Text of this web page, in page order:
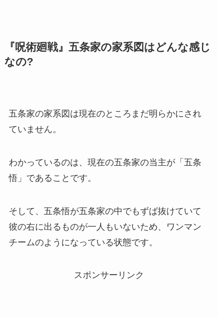
『呪術廻戦』五条家の家系図はどんな感じ
なの?
五条家の家系図は現在のところまだ明らかにされ
ていません。
わかっているのは、現在の五条家の当主が「五条
悟」であることです。
そして、五条悟が五条家の中でもずば抜けていて
彼の右に出るものが一人もいないため、ワンマン
チームのようになっている状態です。
スポンサーリンク